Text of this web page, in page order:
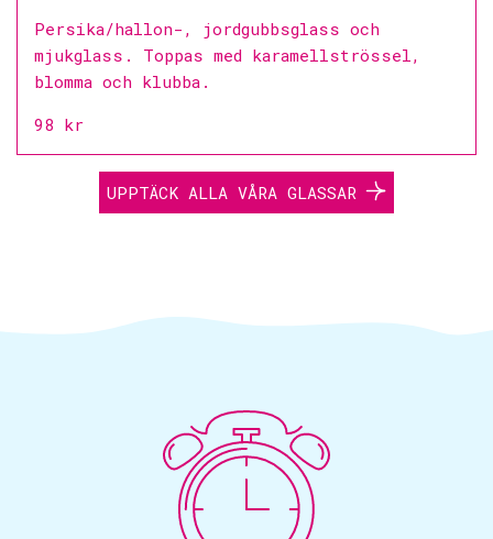
Persika/hallon-, jordgubbsglass och
mjukglass. Toppas med karamellströssel,
blomma och klubba.
98 kr
UPPTÄCK ALLA VÅRA GLASSAR